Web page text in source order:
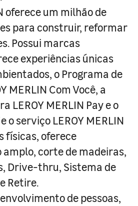
oferece um milhão de
para construir, reformar
Possui marcas
experiências únicas
o Programa de
MERLIN Com Você, a
LEROY MERLIN Pay e o
o serviço LEROY MERLIN
físicas, oferece
corte de madeiras,
Drive-thru, Sistema de
Retire.
de pessoas,